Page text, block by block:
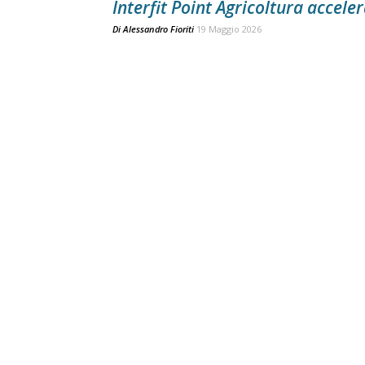
Interfit Point Agricoltura
DiAlessandro Fioriti 19 Maggio 2026